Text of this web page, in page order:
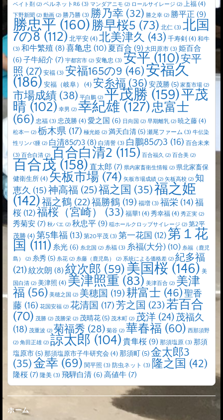
ベイト剤 (2) ペルネットR6 (3) マンダアニモ (2) ロールサイレージ (2) 上福 (4)
下野新聞 (2) 動画 (2) 勝乃勝 (3) 勝乃幸 (32) 勝之幸 (2) 勝平正 (9)
勝忠平 (160)勝早桜5 (73) 北仁 (3) 北国
7の8 (112) 北平安 (4) 北美津久 (43) 千寿剣 (4) 和牛
(3) 和牛繁殖 (8) 喜亀忠 (10) 夏百合 (9) 大田原市 (3) 姫百合
(6) 子牛紹介 (7) 宇都宮市 (2) 安亀忠 (3) 安平(110)安平
照 (27) 安福 (3) 安福165の9 (46)安福久
(186) 安福（岐阜） (4) 安糸福 (36) 安茂勝 (5) 家畜市場 (2)
市場成績 (38) 平白鵬 (2) 平茂勝 (159)平茂
晴 (102) 幸男 (2) 幸紀雄 (127)忠富士
(66) 忠福 (3) 忠茂勝 (4) 愛之国 (6) 日向国 (2) 早期離乳 (2) 暁之藤 (4)
松本一 (2) 栃木県 (17) 極光姫 (2) 満天白清(5) 瀬尾ファーム (3) 牛伝染
性リンパ腫 (2) 白清85の3 (8) 白清誉 (3) 白鵬85の3 (16) 百合未来
(3) 百合白清 (2) 百合白清2 (115) 百合福久 (2) 百合美 (2)
百合茂 (158) 直太郎 (7) 県内家畜衛生情報 (2) 県北家畜保
健衛生所 (4) 矢板市場 (74) 矢板市場成績 (2) 矢板高校 (2) 知
恵久 (15) 神高福 (25)福之国 (35)福之姫
(142)福之鶴 (22)福勝鶴 (19) 福増 (3) 福栄 (14) 福
桜 (12)福桜（宮崎） (33) 福華1 (4) 秀幸福 (4) 秀正実 (2)
秀菊安 (7) 秋バエ (2) 秋忠平 (9) 稲ホールクロップサイレージ (2) 第2平
茂勝 (4) 第5隼福 (13) 第20平茂 (3) 第一花国 (12) 第１花
国 (111) 糸光 (6) 糸北国 (2) 糸福 (3) 糸福(大分) (10) 糸福（鹿児
島）
(2) 糸秀 (5) 糸花 (2) 糸藤（鹿児島） (2) 系統による価格差 (2) 紀多福
(21) 紋次朗 (8) 紋次郎 (59)美国桜 (146) 美
国白清 (2) 美津照 (4) 美津照重 (83) 美津百合 (2) 美津
福 (56) 美穂之国 (2) 美穂国 (19)耕富士 (46)聖香
藤 (16) 花国安福 (2) 花清国 (17)芳之国 (23)若百合
(70) 茂勝 (2) 茂勝栄 (2) 茂晴花(5) 茂木町 (2) 茂洋 (24)茂福久
(18) 茂重波 (2) 菊福秀 (28) 菊谷 (2) 華春福 (60) 西那須野
(2) 角田正雄 (2) 諒太郎 (104) 貴隼桜 (9) 那須塩原 (3) 那須
塩原市(5) 那須塩原市子牛研究会 (4) 那須町 (5)金太郎3
(35)金幸 (69) 関平照 (3) 防虫ネット (3) 隆之国 (42)
隆桜 (7) 隆美 (3) 飛騨白清 (6) 高値牛 (7)
ホーム